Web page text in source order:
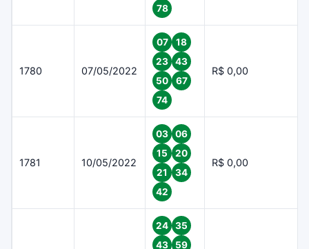
78
1780 07/05/2022
07
18
23
43
50
67
74
R$ 0,00
1781 10/05/2022
03
06
15
20
21
34
42
R$ 0,00
24
35
43
59